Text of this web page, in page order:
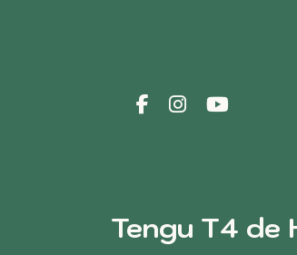
Tengu T4 de